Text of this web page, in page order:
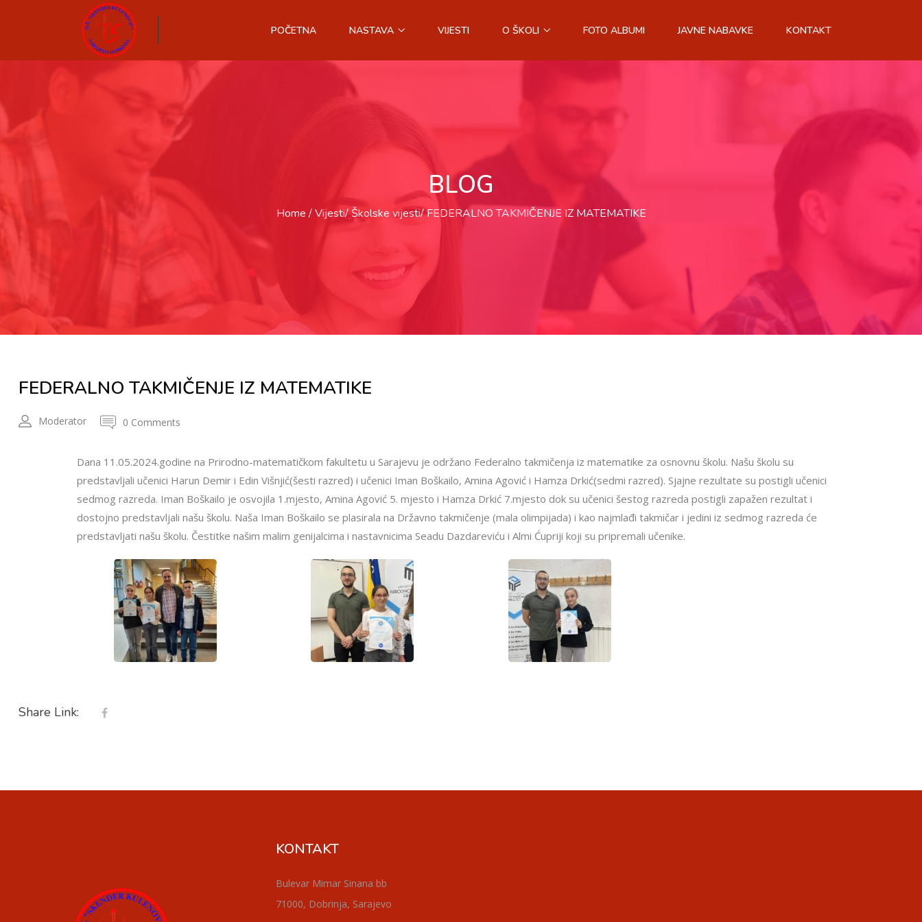
POČETNA NASTAVA VIJESTI O ŠKOLI FOTO ALBUMI JAVNE NABAVKE KONTAKT
BLOG
Home Vijesti Školske vijesti FEDERALNO TAKMIČENJE IZ MATEMATIKE
FEDERALNO TAKMIČENJE IZ MATEMATIKE
Moderator 0 Comments
Dana 11.05.2024.godine na Prirodno-matematičkom fakultetu u Sarajevu je održano Federalno takmičenja iz matematike za osnovnu školu. Našu školu su
predstavljali učenici Harun Demir i Edin Višnjić(šesti razred) i učenici Iman Boškailo, Amina Agović i Hamza Drkić(sedmi razred). Sjajne rezultate su postigli učenici
sedmog razreda. Iman Boškailo je osvojila 1.mjesto, Amina Agović 5. mjesto i Hamza Drkić 7.mjesto dok su učenici šestog razreda postigli zapažen rezultat i
dostojno predstavljali našu školu. Naša Iman Boškailo se plasirala na Državno takmičenje (mala olimpijada) i kao najmlađi takmičar i jedini iz sedmog razreda će
predstavljati našu školu. Čestitke našim malim genijalcima i nastavnicima Seadu Dazdareviću i Almi Ćupriji koji su pripremali učenike.
Share Link:
KONTAKT
Bulevar Mimar Sinana bb
71000, Dobrinja, Sarajevo